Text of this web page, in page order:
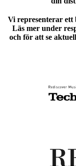
Vi representerar ett
Läs mer under
och för att se